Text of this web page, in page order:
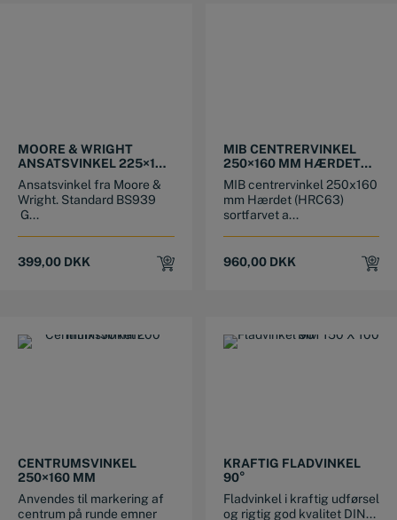
MOORE & WRIGHT
ANSATSVINKEL 225×108
MM
Ansatsvinkel fra Moore &
Wright. Standard BS939
G...
399,00 DKK
MIB CENTRERVINKEL
250×160 MM HÆRDET
SORTFARVET
ALUMINIUM
MIB centrervinkel 250x160
mm Hærdet (HRC63)
sortfarvet a...
960,00 DKK
CENTRUMSVINKEL
250×160 MM
Anvendes til markering af
centrum på runde emner
KRAFTIG FLADVINKEL
90°
Fladvinkel i kraftig udførsel
og rigtig god kvalitet DIN...